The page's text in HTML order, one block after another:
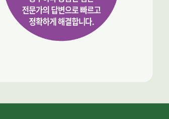
등록
문의하기